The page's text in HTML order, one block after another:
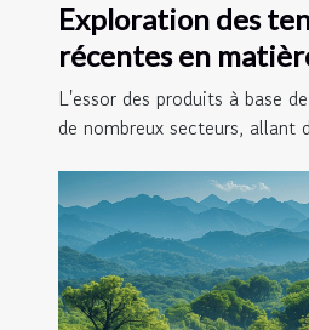
Exploration des
récentes en
à base de CBD
L'essor des produits à base
de nombreux secteurs, allant